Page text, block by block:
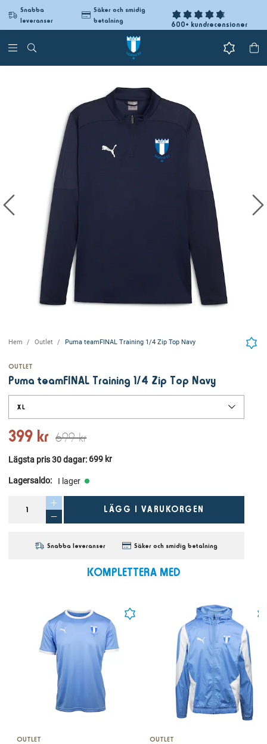
Snabba
leveranser
Säker och smidig
betalning
600+ kundrecensioner
Hem Outlet Puma teamFINAL Training 1/4 Zip Top Navy
OUTLET
Puma teamFINAL Training 1/4 Zip Top Navy
XL
399 kr 699 kr
Lägsta pris 30 dagar: 699 kr
Lagersaldo: I lager
LÄGG I VARUKORGEN
Snabba leveranser Säker och smidig betalning
KOMPLETTERA MED
OUTLET OUTLET